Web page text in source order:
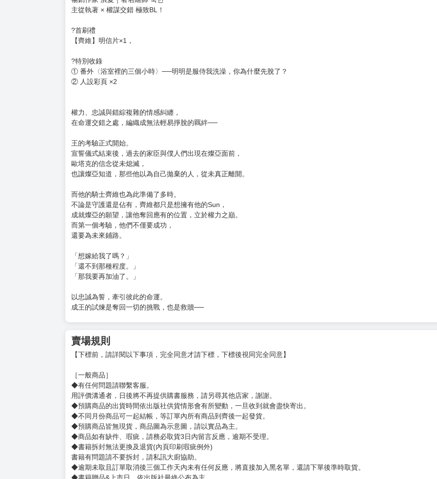
使用超商取貨付款：負評≦1分 超商未取貨≦1次 未完成交易≦1次 （近半年）
回歸之時，權力與命運迎接必然的交錯。
主從執著 × 權謀交錯 極致BL！
【齊維】明信片×1，
?特別收錄
① 番外〈浴室裡的三個小時〉──明明是服侍我洗澡，你為什麼先脫了？
權力、忠誠與錯綜複雜的情感糾纏，
在命運交錯之處，編織成無法輕易掙脫的羈絆──
宣誓儀式結束後，過去的家臣與僕人們出現在燦亞面前，
歐塔克的信念從未熄滅，
也讓燦亞知道，那些他以為自己拋棄的人，從未真正離開。
而他的騎士齊維也為此準備了多時。
不論是守護還是佔有，齊維都只是想擁有他的Sun，
而第一個考驗，他們不僅要成功，
還要為未來鋪路。
「想嫁給我了嗎？」
「那我要再加油了。」
以忠誠為誓，牽引彼此的命運。
成王的試煉是奪回一切的挑戰，也是救贖──
賣場規則
【下標前，請詳閱以下事項，完全同意才請下標，下標後視同完全同意】
［一般商品］